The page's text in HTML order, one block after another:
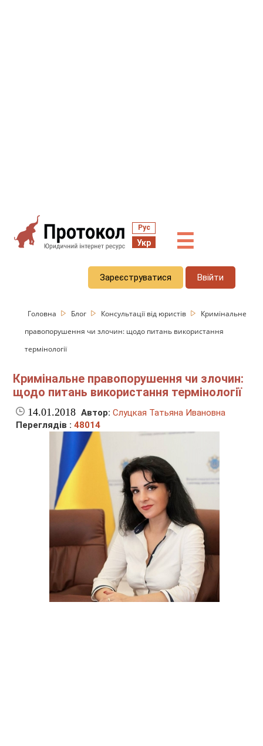
Рус
Укр ☰
Зареєструватися Ввійти
Головна Блог Консультації від юристів
Кримінальне
правопорушення чи злочин: щодо питань використання
термінології
Кримінальне правопорушення чи злочин:
щодо питань використання термінології
14.01.2018 Автор: Слуцкая Татьяна Ивановна
Переглядів :48014